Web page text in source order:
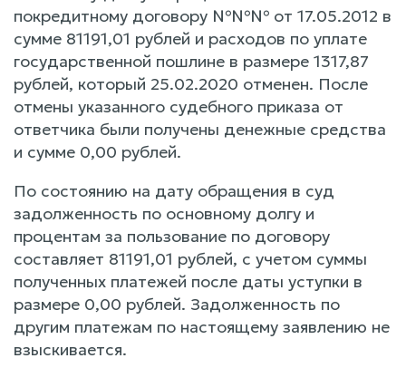
покредитному договору №№№ от 17.05.2012 в
сумме 81191,01 рублей и расходов по уплате
государственной пошлине в размере 1317,87
рублей, который 25.02.2020 отменен. После
отмены указанного судебного приказа от
ответчика были получены денежные средства
и сумме 0,00 рублей.
По состоянию на дату обращения в суд
задолженность по основному долгу и
процентам за пользование по договору
составляет 81191,01 рублей, с учетом суммы
полученных платежей после даты уступки в
размере 0,00 рублей. Задолженность по
другим платежам по настоящему заявлению не
взыскивается.